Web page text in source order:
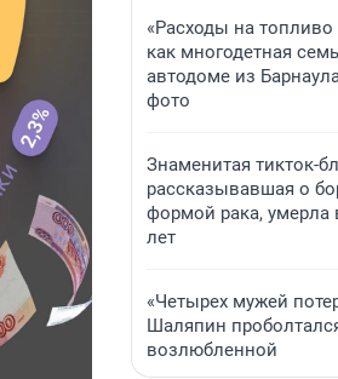
«Расходы на
как многодетная
автодоме из
фото
Знаменитая тикток-
рассказывавшая о
формой рака, умерла
лет
«Четырех мужей
Шаляпин
возлюбленной